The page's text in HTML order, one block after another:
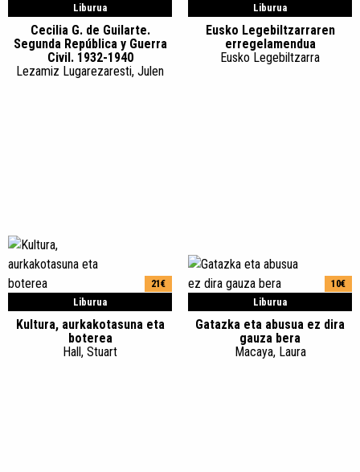
Liburua
Cecilia G. de Guilarte.
Segunda República y Guerra
Civil. 1932-1940
Lezamiz Lugarezaresti, Julen
Liburua
Eusko Legebiltzarraren
erregelamendua
Eusko Legebiltzarra
Liburua
21€
Kultura, aurkakotasuna eta
boterea
Hall, Stuart
Liburua
10€
Gatazka eta abusua ez dira
gauza bera
Macaya, Laura